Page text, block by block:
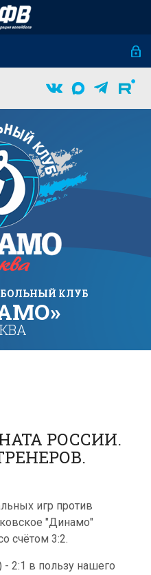
КЛУБ
РОССИИ.
игр против
"Динамо"
счётом 3:2.
- 2:1 в пользу нашего